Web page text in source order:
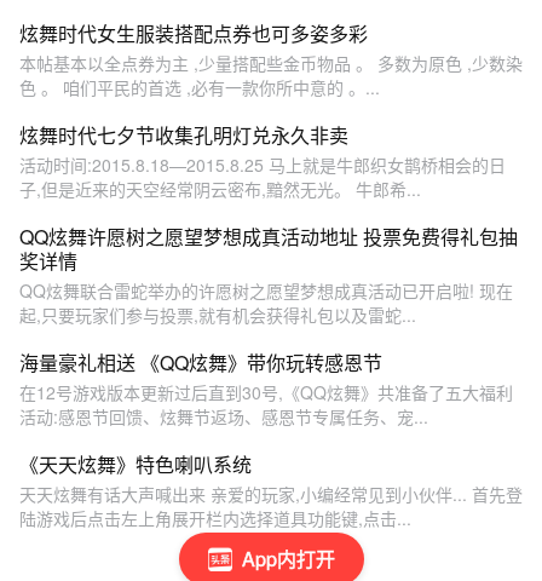
App内打开
炫舞时代女生服装搭配点券也可多姿多彩
本帖基本以全点券为主 ,少量搭配些金币物品 。 多数为原色 ,少数染
色 。 咱们平民的首选 ,必有一款你所中意的 。...
炫舞时代七夕节收集孔明灯兑永久非卖
活动时间:2015.8.18—2015.8.25 马上就是牛郎织女鹊桥相会的日
子,但是近来的天空经常阴云密布,黯然无光。 牛郎希...
QQ炫舞许愿树之愿望梦想成真活动地址 投票免费得礼包抽
奖详情
QQ炫舞联合雷蛇举办的许愿树之愿望梦想成真活动已开启啦! 现在
起,只要玩家们参与投票,就有机会获得礼包以及雷蛇...
海量豪礼相送 《QQ炫舞》带你玩转感恩节
在12号游戏版本更新过后直到30号,《QQ炫舞》共准备了五大福利
活动:感恩节回馈、炫舞节返场、感恩节专属任务、宠...
《天天炫舞》特色喇叭系统
天天炫舞有话大声喊出来 亲爱的玩家,小编经常见到小伙伴... 首先登
陆游戏后点击左上角展开栏内选择道具功能键,点击...